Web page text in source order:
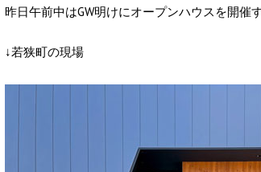
昨日午前中はGW明けにオープンハウスを開催
↓若狭町の現場